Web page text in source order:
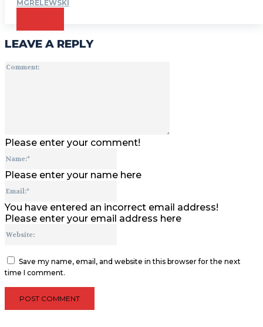
MGRELEWSKI
LEAVE A REPLY
Please enter your comment!
Please enter your name here
You have entered an incorrect email address!
Please enter your email address here
Save my name, email, and website in this browser for the next
time I comment.